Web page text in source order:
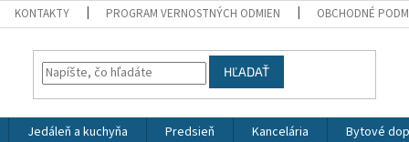
KONTAKTY PROGRAM VERNOSTNÝCH ODMIEN OBCHODNÉ
HĽADAŤ
Jedáleň a kuchyňa Predsieň Kancelária Bytové